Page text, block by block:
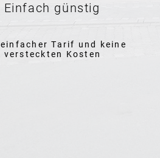
Einfach günstig
Tarif und keine
versteckten Kosten